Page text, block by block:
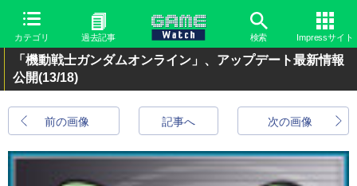
カテゴリ 過去記事 検索 Impressサイト
「機動戦士ガンダムオンライン」、アップデート最新情報
公開(13/18)
前の画像 次の画像
記事へ